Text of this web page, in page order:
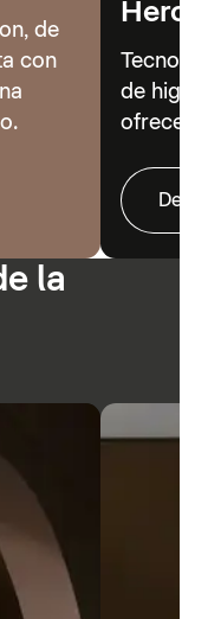
de
con
Hero
de
ofrecer
la